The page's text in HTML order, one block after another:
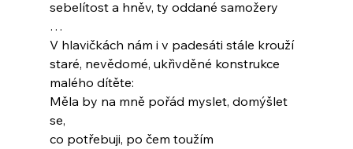
sebelítost a hněv, ty oddané samožery
…
V hlavičkách nám i v padesáti stále krouží
staré, nevědomé, ukřivděné konstrukce
malého dítěte:
Měla by na mně pořád myslet, domýšlet
se,
co potřebuji, po čem toužím